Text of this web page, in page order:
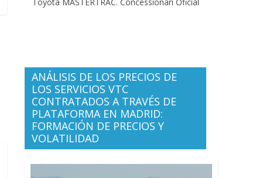
ANÁLISIS DE LOS PRECIOS DE
LOS SERVICIOS VTC
CONTRATADOS A TRAVÉS DE
PLATAFORMA EN MADRID:
FORMACIÓN DE PRECIOS Y
VOLATILIDAD